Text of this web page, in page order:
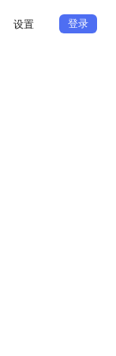
设置 登录